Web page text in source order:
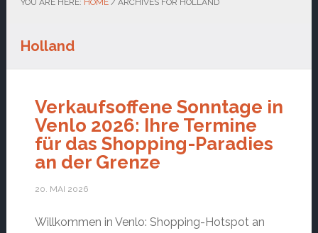
YOU ARE HERE: HOME /ARCHIVES FOR HOLLAND
Holland
Verkaufsoffene Sonntage in
Venlo 2026: Ihre Termine
für das Shopping-Paradies
an der Grenze
20. MAI 2026
Willkommen in Venlo: Shopping-Hotspot an